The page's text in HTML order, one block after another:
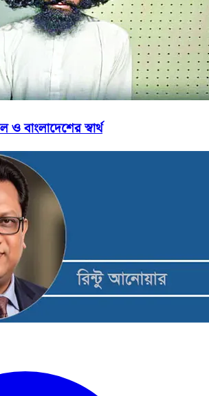
ও বাংলাদেশের স্বার্থ